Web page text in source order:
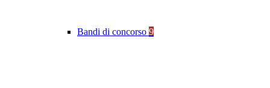
Bandi di concorso 9